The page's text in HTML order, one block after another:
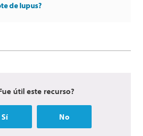
de lupus?
útil este recurso?
Sí No